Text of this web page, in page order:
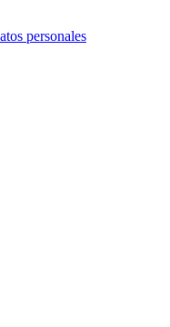
personales